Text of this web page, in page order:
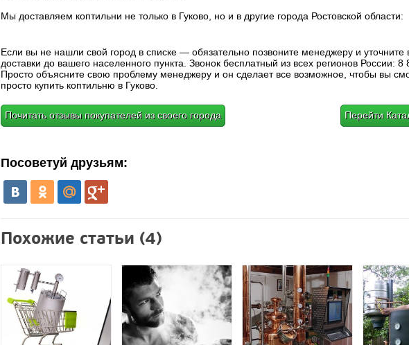
Мы доставляем коптильни не только в Гуково, но и в другие города Ростовской области:
Если вы не нашли свой город в списке — обязательно позвоните менеджеру и уточните
доставки до вашего населенного пункта. Звонок бесплатный из всех регионов России: 8
Просто объясните свою проблему менеджеру и он сделает все возможное, чтобы вы
просто купить коптильню в Гуково.
Почитать отзывы покупателей из своего города Перейти
Посоветуй друзьям:
Похожие статьи (4)